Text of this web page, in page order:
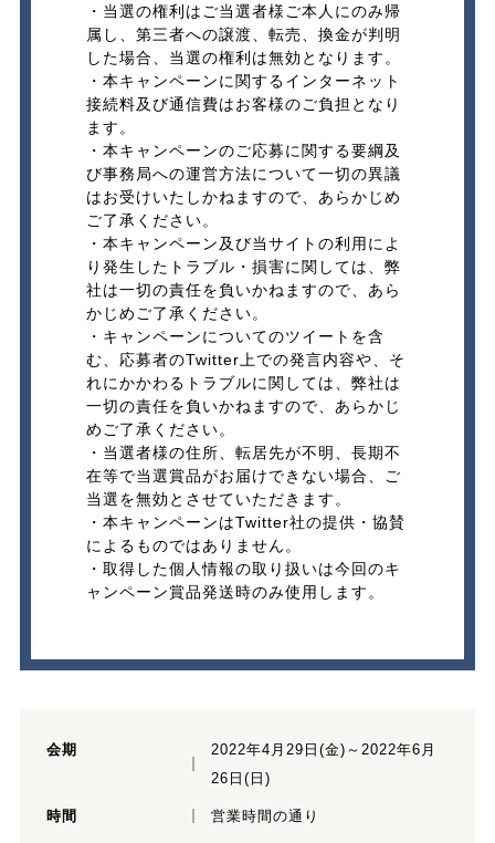
・当選の権利はご当選者様ご本人にのみ帰
属し、第三者への譲渡、転売、換金が判明
した場合、当選の権利は無効となります。
・本キャンペーンに関するインターネット
接続料及び通信費はお客様のご負担となり
ます。
・本キャンペーンのご応募に関する要綱及
び事務局への運営方法について一切の異議
はお受けいたしかねますので、あらかじめ
ご了承ください。
・本キャンペーン及び当サイトの利用によ
り発生したトラブル・損害に関しては、弊
社は一切の責任を負いかねますので、あら
かじめご了承ください。
・キャンペーンについてのツイートを含
む、応募者のTwitter上での発言内容や、そ
れにかかわるトラブルに関しては、弊社は
一切の責任を負いかねますので、あらかじ
めご了承ください。
・当選者様の住所、転居先が不明、長期不
在等で当選賞品がお届けできない場合、ご
当選を無効とさせていただきます。
・本キャンペーンはTwitter社の提供・協賛
によるものではありません。
・取得した個人情報の取り扱いは今回のキ
ャンペーン賞品発送時のみ使用します。
会期
2022年4月29日(金)～2022年6月
26日(日)
時間 営業時間の通り